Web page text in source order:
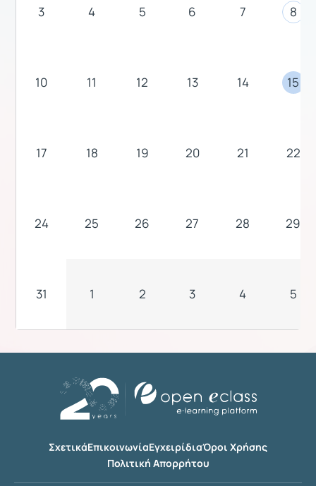
3 4 5 6 7 8
10 11 12 13 14 15
17 18 19 20 21 22
24 25 26 27 28 29
31 1 2 3 4 5
ΣχετικάΕπικοινωνίαΕγχειρίδιαΌροι Χρήσης
Πολιτική Απορρήτου